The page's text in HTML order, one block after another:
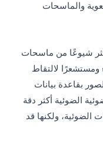
والماسحات
شيوعًا من ماسحات
لالتقاط
بقاعدة بيانات
الضوئية أكثر دقة
الضوئية، ولكنها قد